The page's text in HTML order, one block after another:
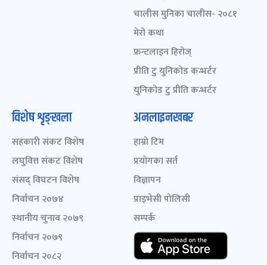
चालीस मुनिका चालीस- २०८१
मेरो कथा
फ्रन्टलाइन हिरोज्
प्रीति टु युनिकोड कन्भर्टर
युनिकोड टु प्रीति कन्भर्टर
विशेष शृङ्खला
सहकारी संकट विशेष
लघुवित्त संकट विशेष
संसद् विघटन विशेष
निर्वाचन २०७४
स्थानीय चुनाव २०७९
निर्वाचन २०७९
निर्वाचन २०८२
अनलाइनखबर
हाम्रो टिम
प्रयोगका सर्त
विज्ञापन
प्राइभेसी पोलिसी
सम्पर्क